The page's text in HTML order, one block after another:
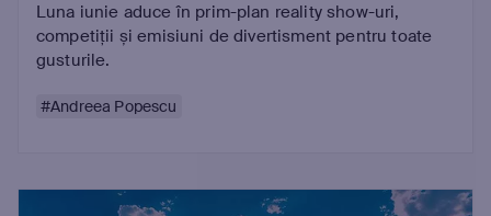
Luna iunie aduce în prim-plan reality show-uri,
competiții și emisiuni de divertisment pentru toate
gusturile.
#Andreea Popescu